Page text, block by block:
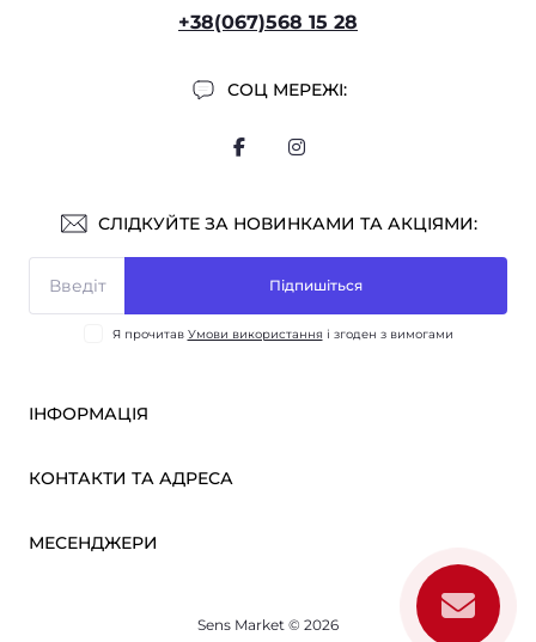
+38(067)568 15 28
СОЦ МЕРЕЖІ:
СЛІДКУЙТЕ ЗА НОВИНКАМИ ТА АКЦІЯМИ:
Підпишіться
Я прочитав Умови використання і згоден з вимогами
ІНФОРМАЦІЯ
ОПТ
Про нас
Повернення товару
КОНТАКТИ ТА АДРЕСА
МЕСЕНДЖЕРИ
Sens Market © 2026